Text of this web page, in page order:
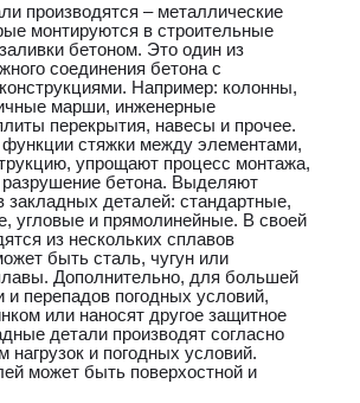
производятся – металлические
монтируются в строительные
бетоном. Это один из
соединения бетона с
Например: колонны,
марши, инженерные
перекрытия, навесы и прочее.
стяжки между элементами,
упрощают процесс монтажа,
бетона. Выделяют
закладных деталей: стандартные,
угловые и прямолинейные. В своей
из нескольких сплавов
быть сталь, чугун или
Дополнительно, для большей
и перепадов погодных условий,
или наносят другое защитное
детали производят согласно
нагрузок и погодных условий.
может быть поверхостной и